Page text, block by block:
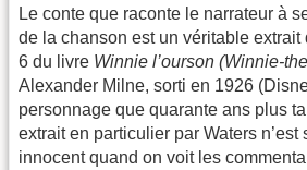
Le conte que raconte le narrateur à
de la chanson est un véritable extrait
6 du livre Winnie l’ourson (Winnie-
Alexander Milne, sorti en 1926
personnage que quarante ans plus
extrait en particulier par Waters n’est
innocent quand on voit les